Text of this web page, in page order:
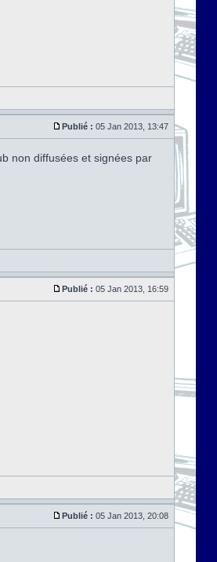
Publié : 05 Jan 2013, 13:47
non diffusées et signées par
Publié : 05 Jan 2013, 16:59
Publié : 05 Jan 2013, 20:08